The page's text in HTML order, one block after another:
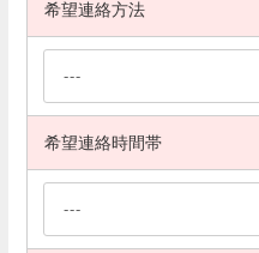
希望連絡方法
希望連絡時間帯